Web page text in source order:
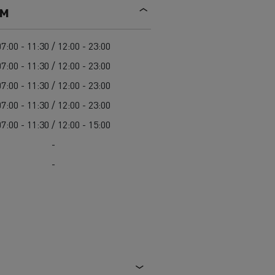
Radovi na održavanju cesta
Oprema za lokalne uprave
- 11:30 / 12:00 - 23:00
- 11:30 / 12:00 - 23:00
- 11:30 / 12:00 - 23:00
- 11:30 / 12:00 - 23:00
- 11:30 / 12:00 - 15:00
-
-